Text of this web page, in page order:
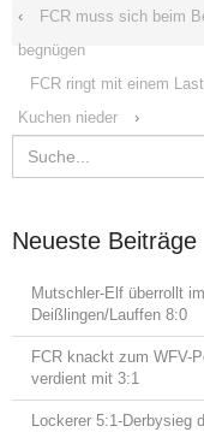
‹
FCR muss sich beim
begnügen
FCR ringt mit einem
Kuchen nieder
›
Search
for:
Neueste Beiträge
Mutschler-Elf überrollt
Deißlingen/Lauffen 8:0
FCR knackt zum WFV-
verdient mit 3:1
Lockerer 5:1-Derbysieg